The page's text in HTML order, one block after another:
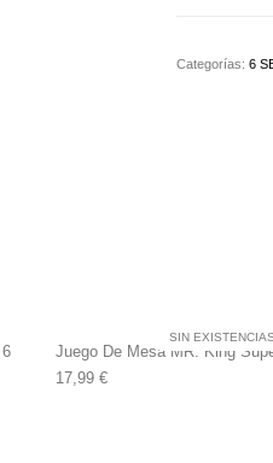
Categorías: 6
SIN EXISTENCIAS
Juego De Mesa MR. King
17,99 €